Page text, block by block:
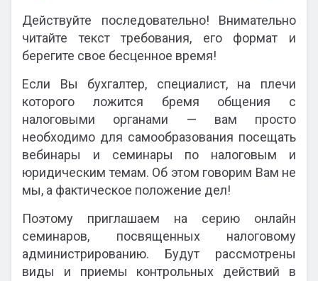
Действуйте последовательно! Внимательно
читайте текст требования, его формат и
берегите свое бесценное время!
Если Вы бухгалтер, специалист, на плечи
которого ложится бремя общения с
налоговыми органами — вам просто
необходимо для самообразования посещать
вебинары и семинары по налоговым и
юридическим темам. Об этом говорим Вам не
мы, а фактическое положение дел!
Поэтому приглашаем на серию онлайн
семинаров, посвященных налоговому
администрированию. Будут рассмотрены
виды и приемы контрольных действий в